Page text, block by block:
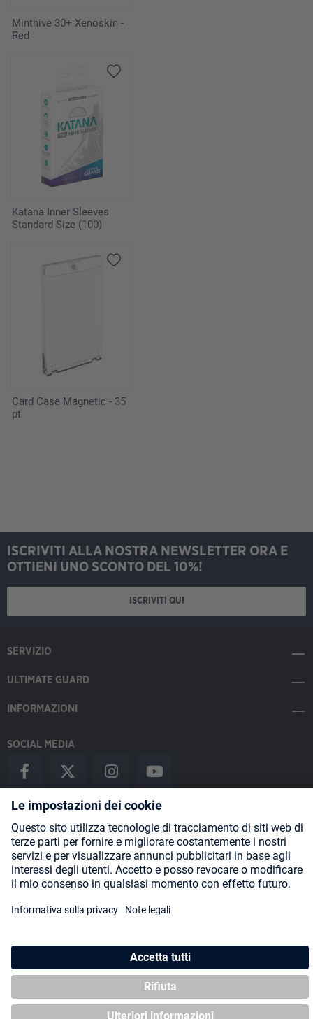
Minthive 30+ Xenoskin -
Red
Katana Inner Sleeves
Standard Size (100)
Card Case Magnetic - 35
pt
ISCRIVITI ALLA NOSTRA NEWSLETTER ORA E
OTTIENI UNO SCONTO DEL 10%!
ISCRIVITI QUI
SERVIZIO
ULTIMATE GUARD
INFORMAZIONI
SOCIAL MEDIA
Payment Methods
Shipping
* Tutti i prezzi includono l'IVA piùspese di spedizioneed eventuali
spese di spedizione, se non diversamente indicato.